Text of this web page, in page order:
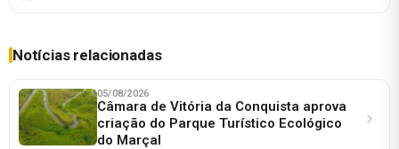
Notícias relacionadas
05/08/2026
Câmara de Vitória da Conquista aprova
criação do Parque Turístico Ecológico
do Marçal